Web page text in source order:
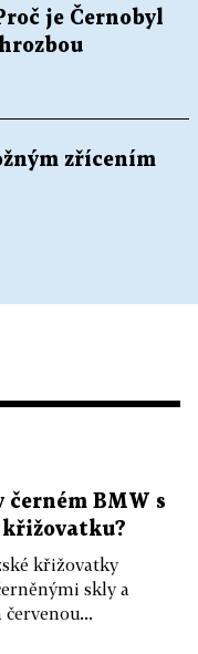
je Černobyl
zřícením
černém BMW s
křižovatku?
křižovatky
skly a